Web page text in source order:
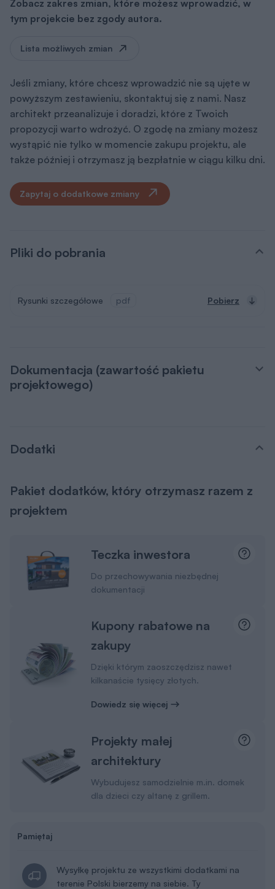
Zobacz zakres zmian, które możesz wprowadzić, w
tym projekcie bez zgody autora.
Lista możliwych zmian
Jeśli zmiany, które chcesz wprowadzić nie są ujęte w
powyższym zestawieniu, skontaktuj się z nami. Nasz
architekt przeanalizuje i doradzi, które z Twoich
propozycji warto wdrożyć. O zgodę na zmiany możesz
wystąpić nie tylko w momencie zakupu projektu, ale
także później i otrzymasz ją bezpłatnie w ciągu kilku dni.
Zapytaj o dodatkowe zmiany
Pliki do pobrania
Rysunki szczegółowe pdf Pobierz
Dokumentacja (zawartość pakietu
projektowego)
Dodatki
Pakiet dodatków, który otrzymasz razem z
projektem
Teczka inwestora
Do przechowywania niezbędnej
dokumentacji
Kupony rabatowe na
zakupy
Dzięki którym zaoszczędzisz nawet
kilkanaście tysięcy złotych.
Dowiedz się więcej
Projekty małej
architektury
Wybudujesz samodzielnie m.in. domek
dla dzieci czy altanę z grillem.
Pamiętaj
Wysyłkę projektu ze wszystkimi dodatkami na
terenie Polski bierzemy na siebie. Ty